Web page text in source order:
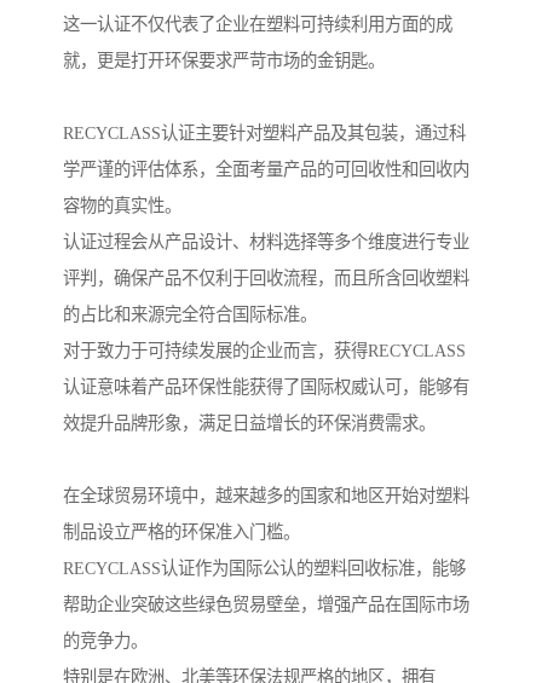
这一认证不仅代表了企业在塑料可持续利用方面的成
就，更是打开环保要求严苛市场的金钥匙。
RECYCLASS认证主要针对塑料产品及其包装，通过科
学严谨的评估体系，全面考量产品的可回收性和回收内
容物的真实性。
认证过程会从产品设计、材料选择等多个维度进行专业
评判，确保产品不仅利于回收流程，而且所含回收塑料
的占比和来源完全符合国际标准。
对于致力于可持续发展的企业而言，获得RECYCLASS
认证意味着产品环保性能获得了国际权威认可，能够有
效提升品牌形象，满足日益增长的环保消费需求。
在全球贸易环境中，越来越多的国家和地区开始对塑料
制品设立严格的环保准入门槛。
RECYCLASS认证作为国际公认的塑料回收标准，能够
帮助企业突破这些绿色贸易壁垒，增强产品在国际市场
的竞争力。
特别是在欧洲、北美等环保法规严格的地区，拥有